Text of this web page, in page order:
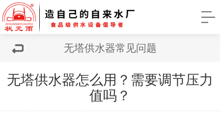
无塔供水器常见问题
无塔供水器怎么用？需要调节压力
值吗？